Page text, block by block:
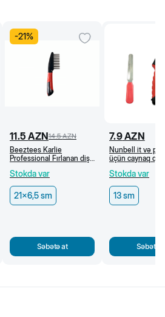
-21%
11.5 AZN14.5 AZN
Beeztees Karlie
Professional Fırlanan dişli
Stokda var
21x6,5 sm
Səbətə at
7.9AZN
Nunbell it və
üçün caynaq
Stokda var
13 sm
Səbətə